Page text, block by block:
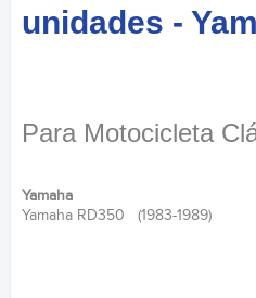
unidades -
Para Motocicleta
Yamaha
Yamaha RD350 (1983-1989)